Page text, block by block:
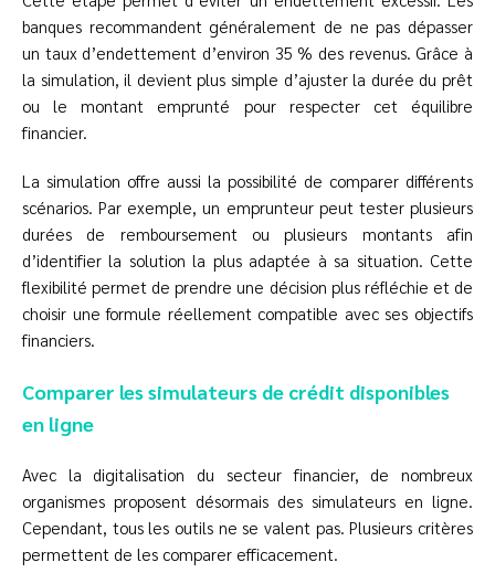
banques recommandent généralement de ne pas dépasser
un taux d’endettement d’environ 35 % des revenus. Grâce à
la simulation, il devient plus simple d’ajuster la durée du prêt
ou le montant emprunté pour respecter cet équilibre
financier.
La simulation offre aussi la possibilité de comparer différents
scénarios. Par exemple, un emprunteur peut tester plusieurs
durées de remboursement ou plusieurs montants afin
d’identifier la solution la plus adaptée à sa situation. Cette
flexibilité permet de prendre une décision plus réfléchie et de
choisir une formule réellement compatible avec ses objectifs
financiers.
Comparer les simulateurs de crédit disponibles
en ligne
Avec la digitalisation du secteur financier, de nombreux
organismes proposent désormais des simulateurs en ligne.
Cependant, tous les outils ne se valent pas. Plusieurs critères
permettent de les comparer efficacement.